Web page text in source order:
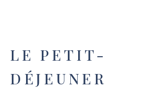
LE PETIT-
DÉJEUNER